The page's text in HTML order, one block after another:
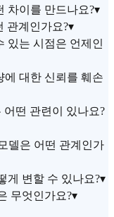
차이를 만드나요?▾
관계인가요?▾
있는 시점은 언제인
에 대한 신뢰를 훼손
어떤 관련이 있나요?
델은 어떤 관계인가
게 변할 수 있나요?▾
무엇인가요?▾